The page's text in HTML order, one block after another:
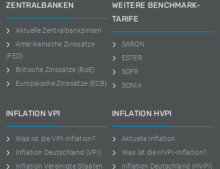
ZENTRALBANKEN
Aktuelle Zentralbankzinsen
Amerikanische Zinssätze
(FED)
Britische Zinssätze (BoE)
Europäische Zinssätze (ECB)
WEITERE BENCHMARK-
TARIFE
SARON
ESTER
SOFR
SONIA
INFLATION VPI
Was ist die VPI-Inflation?
Inflation Deutschland (VPI)
Inflation Vereinigte Staaten
INFLATION HVPI
Aktuelle Inflation
Was ist die HVPI-Inflation?
Inflation Deutschland (HVPI)